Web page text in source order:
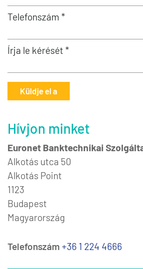
Telefonszám *
Írja le kérését *
Küldje el a
Hívjon minket
Euronet Banktechnikai
Alkotás utca 50
Alkotás Point
1123
Budapest
Magyarország
Telefonszám +36 1 224 4666